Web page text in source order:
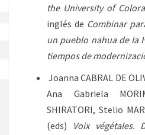
theUniversity of
inglés de Combinar
un pueblo nahua de la
tiempos de
Joanna CABRAL DE
Ana Gabriela
SHIRATORI, Stelio
(eds)
Voix végétales.